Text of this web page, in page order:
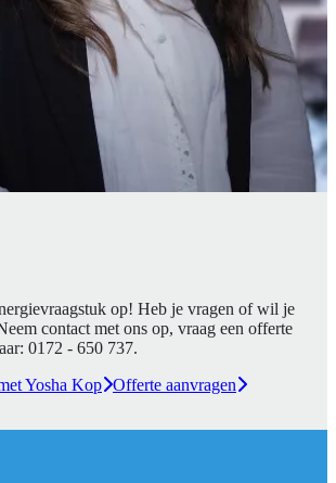
op! Heb je vragen of wil je
contact met ons op, vraag een offerte
0172 - 650 737.
Yosha Kop Offerte aanvragen